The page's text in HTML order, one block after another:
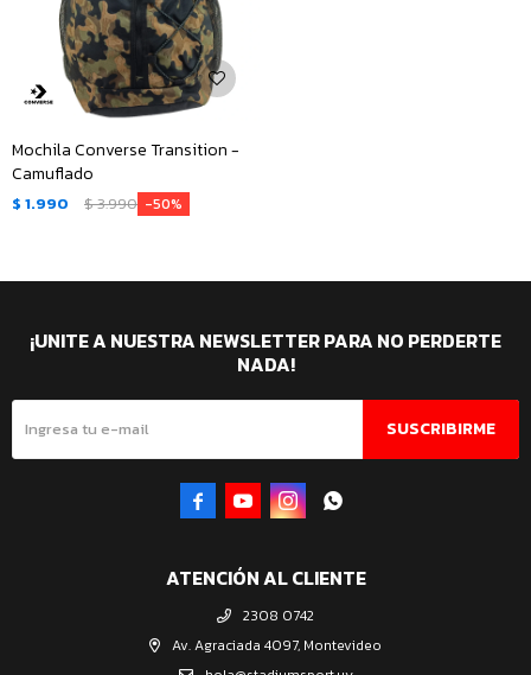
Mochila Converse Transition -
Camuflado
$ 1.990 $3.990 50
ATENCIÓN AL CLIENTE
2308 0742
Av. Agraciada 4097, Montevideo
¡UNITE A NUESTRA NEWSLETTER PARA NO PERDERTE
NADA!
SUSCRIBIRME
   